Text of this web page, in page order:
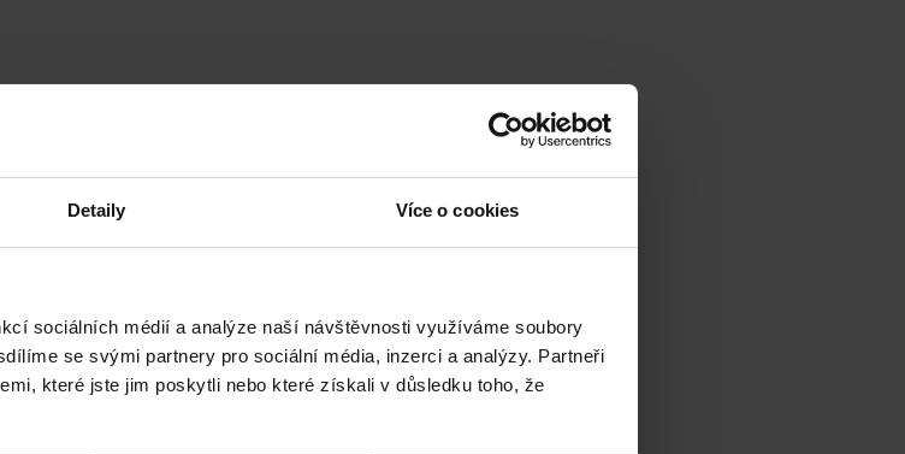
Detaily Více o cookies
sociálních médií a analýze naší návštěvnosti využíváme soubory
se svými partnery pro sociální média, inzerci a analýzy. Partneři
které jste jim poskytli nebo které získali v důsledku toho, že
Naopak.
půjčce dostupné všem.